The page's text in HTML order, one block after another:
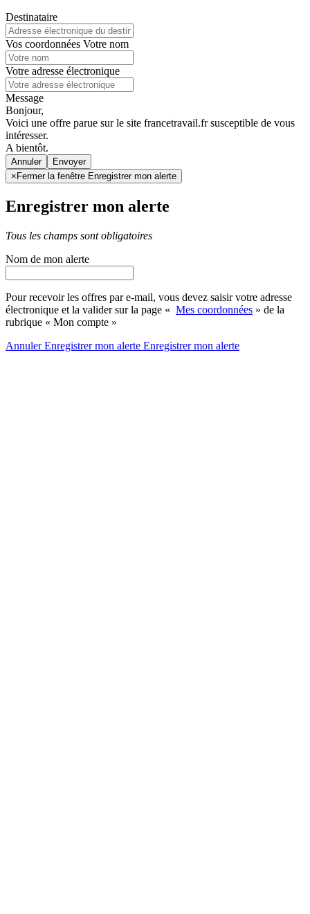
Destinataire
Vos coordonnées Votre nom
Votre adresse électronique
Message
Bonjour,
Voici une offre parue sur le site francetravail.fr susceptible de vous
intéresser.
A bientôt.
Annuler
× Fermer la fenêtre Enregistrer mon alerte
Enregistrer mon alerte
Tous les champs sont obligatoires
Nom de mon alerte
Pour recevoir les offres par e-mail, vous devez saisir votre adresse
électronique et la valider sur la page « Mes coordonnées » de la
rubrique « Mon compte »
AnnulerEnregistrer mon alerte Enregistrermon alerte